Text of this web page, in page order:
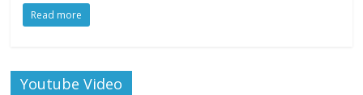
Read more
Youtube Video